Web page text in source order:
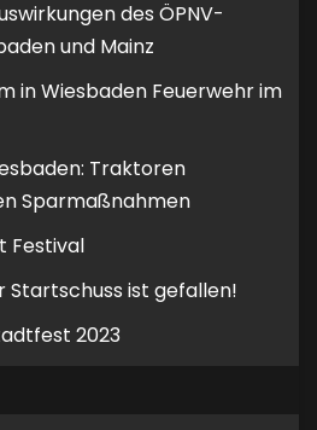
des ÖPNV-
und Mainz
in Wiesbaden Feuerwehr im
Traktoren
Sparmaßnahmen
Festival
Startschuss ist gefallen!
2023